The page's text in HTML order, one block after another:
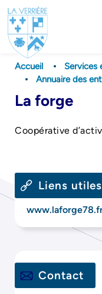
Accueil
Services
Annuaire des
La forge
Coopérative
Liens utiles
Contact